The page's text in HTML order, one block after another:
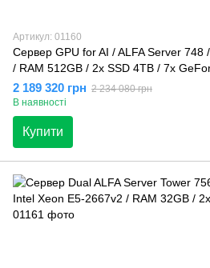
Артикул: 01160
Сервер GPU for AI / ALFA Server 748
/ RAM 512GB / 2x SSD 4TB / 7x
2 189 320 грн 2 234 080 грн
В наявності
Купити